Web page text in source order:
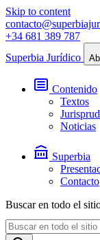
Skip to content
+34 681 389 787
Superbia Jurídico
Contenido
Textos
Noticias
Superbia
Contacto
Buscar en todo el